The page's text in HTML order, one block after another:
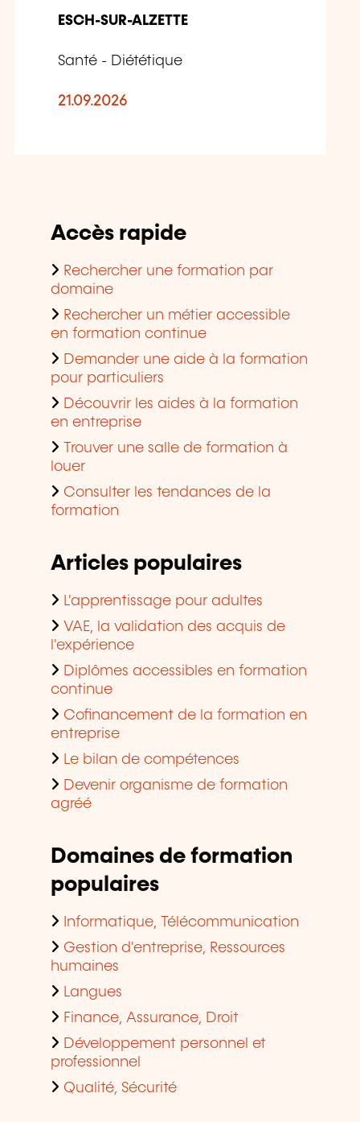
ESCH-SUR-ALZETTE
Santé - Diététique
21.09.2026
Accès rapide
Rechercher une formation par
domaine
Rechercher un métier accessible
en formation continue
Demander une aide à la formation
pour particuliers
Découvrir les aides à la formation
en entreprise
Trouver une salle de formation à
louer
Consulter les tendances de la
formation
Articles populaires
L'apprentissage pour adultes
VAE, la validation des acquis de
l'expérience
Diplômes accessibles en formation
continue
Cofinancement de la formation en
entreprise
Le bilan de compétences
Devenir organisme de formation
agréé
Domaines de formation
populaires
Informatique, Télécommunication
Gestion d'entreprise, Ressources
humaines
Langues
Finance, Assurance, Droit
Développement personnel et
professionnel
Qualité, Sécurité